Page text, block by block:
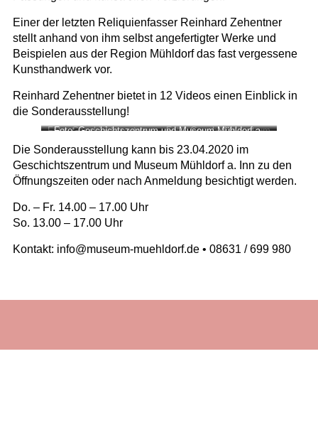
Einer der letzten Reliquienfasser Reinhard Zehentner
stellt anhand von ihm selbst angefertigter Werke und
Beispielen aus der Region Mühldorf das fast vergessene
Kunsthandwerk vor.
Reinhard Zehentner bietet in 12 Videoseinen Einblick in
die Sonderausstellung!
Foto: Geschichtszentrum
Inn
Foto: Geschichtszentrum
Inn
Foto: Geschichtszentrum und Museum Mühldorf a.
Die Sonderausstellung kann bis 23.04.2020 im
Geschichtszentrum und Museum Mühldorf a. Inn zu den
Öffnungszeiten oder nach Anmeldung besichtigt werden.
Do. – Fr. 14.00 – 17.00 Uhr
So. 13.00 – 17.00 Uhr
Kontakt: info@museum-muehldorf.de • 08631 / 699 980